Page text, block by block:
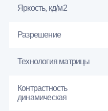
Яркость, кд/м2
Разрешение
Технология матрицы
Контрастность
динамическая